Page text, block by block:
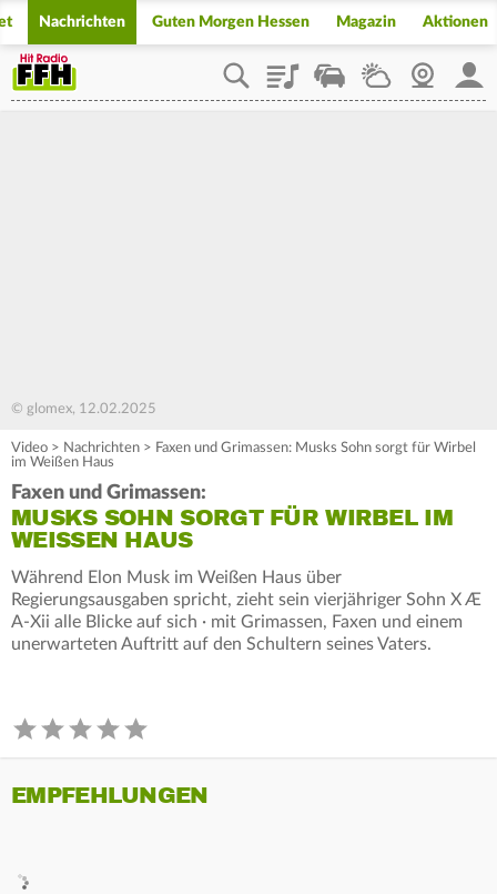
Nachrichten Guten Morgen Hessen Magazin Aktionen
PlaylistStaupilotWetterWebcam
© glomex, 12.02.2025
Video > Nachrichten > Faxen und Grimassen: Musks Sohn sorgt für Wirbel
im Weißen Haus
Faxen und Grimassen:
MUSKS SOHN SORGT FÜR WIRBEL IM
WEISSEN HAUS
Während Elon Musk im Weißen Haus über
Regierungsausgaben spricht, zieht sein vierjähriger Sohn X Æ
A-Xii alle Blicke auf sich · mit Grimassen, Faxen und einem
unerwarteten Auftritt auf den Schultern seines Vaters.
EMPFEHLUNGEN